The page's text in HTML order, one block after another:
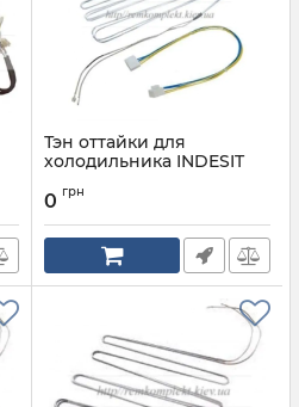
Тэн оттайки для
холодильника INDESIT
Артикул:
0 грн